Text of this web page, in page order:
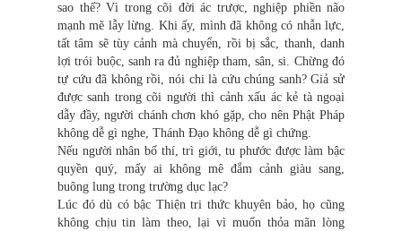
sao thế? Vì trong cõi đời ác trược, nghiệp phiền não
mạnh mẽ lẫy lừng. Khi ấy, mình đã không có nhẫn lực,
tất tâm sẽ tùy cảnh mà chuyển, rồi bị sắc, thanh, danh
lợi trói buộc, sanh ra đủ nghiệp tham, sân, si. Chừng đó
tự cứu đã không rồi, nói chi là cứu chúng sanh? Giả sử
được sanh trong cõi người thì cảnh xấu ác kẻ tà ngoại
dẫy đầy, người chánh chơn khó gặp, cho nên Phật Pháp
không dễ gì nghe, Thánh Đạo không dễ gì chứng.
Nếu người nhân bố thí, trì giới, tu phước được làm bậc
quyền quý, mấy ai không mê đắm cảnh giàu sang,
buông lung trong trường dục lạc?
Lúc đó dù có bậc Thiện tri thức khuyên bảo, họ cũng
không chịu tin làm theo, lại vì muốn thỏa mãn lòng